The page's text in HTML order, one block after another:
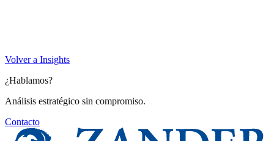
Volver a Insights
¿Hablamos?
Análisis estratégico sin compromiso.
Contacto